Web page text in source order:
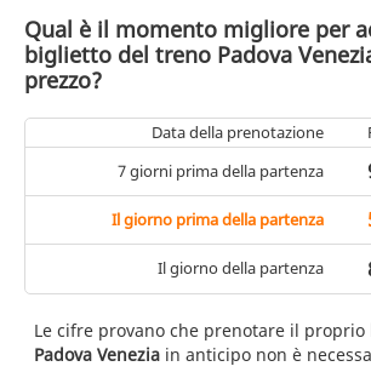
Qual è il momento migliore per
biglietto del treno Padova
prezzo?
Data della prenotazione
7 giorni prima della partenza
Il giorno prima della partenza
Il giorno della partenza
Le cifre provano che prenotare il proprio
Padova Venezia in anticipo non è